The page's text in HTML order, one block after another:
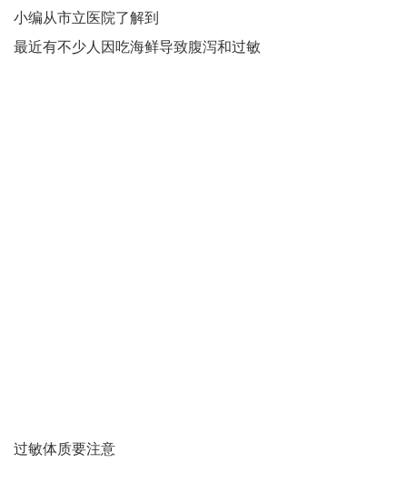
小编从市立医院了解到
最近有不少人因吃海鲜导致腹泻和过敏
过敏体质要注意